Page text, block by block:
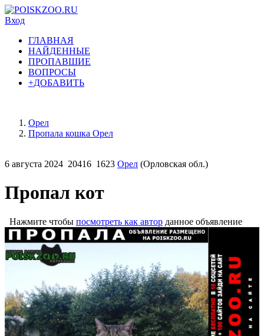
Вход
ГЛАВНАЯ
НАЙДЕННЫЕ
ПРОПАВШИЕ
ВОПРОСЫ
+ДОБАВИТЬ
Орел
Пропала кошка Орел
6 августа 2024 20416 1623 Орел (Орловская обл.)
Пропал кот
Нажмите чтобы посмотреть как автор данное объявление